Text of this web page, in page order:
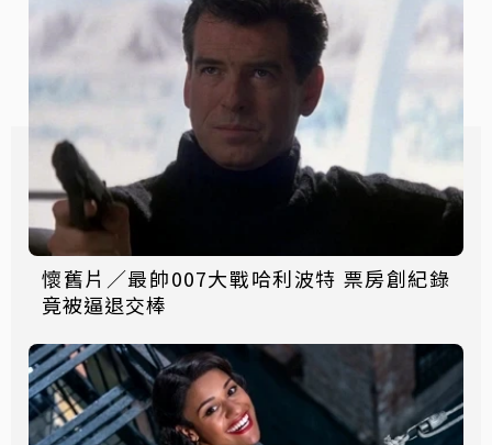
懷舊片／最帥007大戰哈利波特 票房創紀錄
竟被逼退交棒